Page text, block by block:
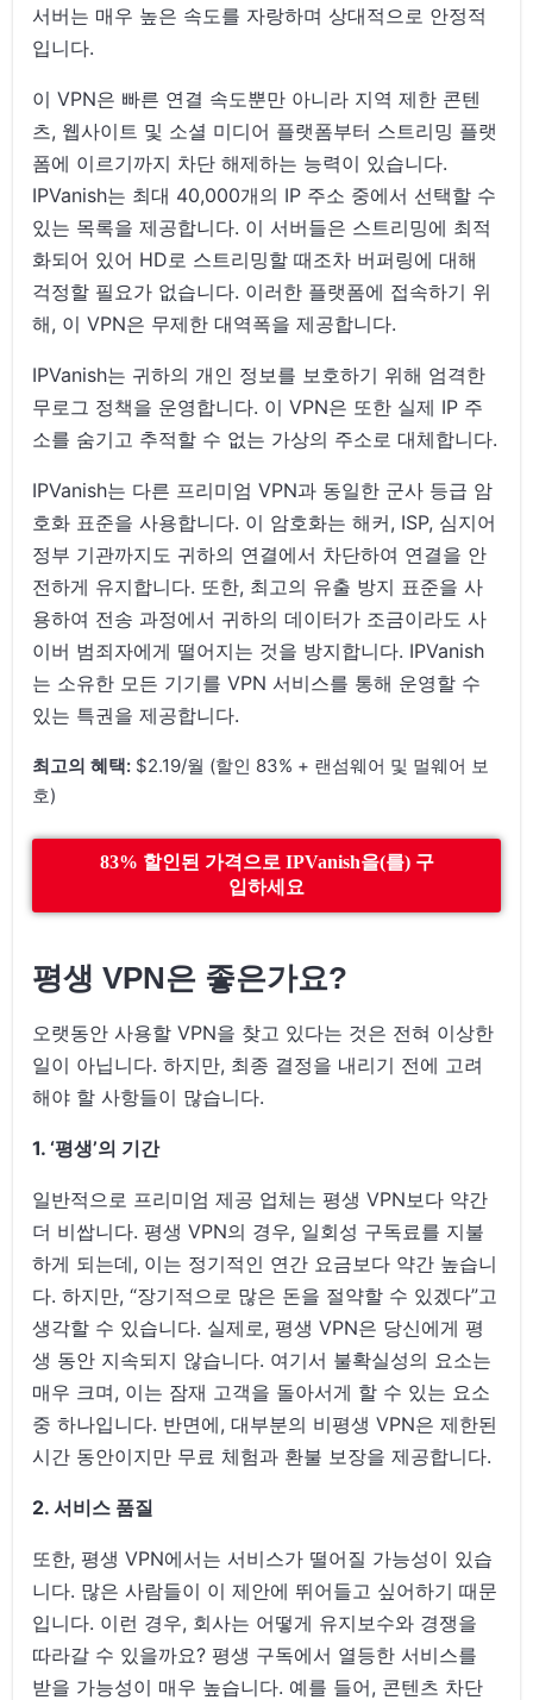
서버는 매우 높은 속도를 자랑하며 상대적으로 안정적
입니다.
이 VPN은 빠른 연결 속도뿐만 아니라 지역 제한 콘텐
츠, 웹사이트 및 소셜 미디어 플랫폼부터 스트리밍 플랫
폼에 이르기까지 차단 해제하는 능력이 있습니다.
IPVanish는 최대 40,000개의 IP 주소 중에서 선택할 수
있는 목록을 제공합니다. 이 서버들은 스트리밍에 최적
화되어 있어 HD로 스트리밍할 때조차 버퍼링에 대해
걱정할 필요가 없습니다. 이러한 플랫폼에 접속하기 위
해, 이 VPN은 무제한 대역폭을 제공합니다.
IPVanish는 귀하의 개인 정보를 보호하기 위해 엄격한
무로그 정책을 운영합니다. 이 VPN은 또한 실제 IP 주
소를 숨기고 추적할 수 없는 가상의 주소로 대체합니다.
IPVanish는 다른 프리미엄 VPN과 동일한 군사 등급 암
호화 표준을 사용합니다. 이 암호화는 해커, ISP, 심지어
정부 기관까지도 귀하의 연결에서 차단하여 연결을 안
전하게 유지합니다. 또한, 최고의 유출 방지 표준을 사
용하여 전송 과정에서 귀하의 데이터가 조금이라도 사
이버 범죄자에게 떨어지는 것을 방지합니다. IPVanish
는 소유한 모든 기기를 VPN 서비스를 통해 운영할 수
있는 특권을 제공합니다.
최고의 혜택: $2.19/월 (할인 83% + 랜섬웨어 및 멀웨어 보
호)
83% 할인된 가격으로 IPVanish을(를) 구
입하세요
평생 VPN은 좋은가요?
오랫동안 사용할 VPN을 찾고 있다는 것은 전혀 이상한
일이 아닙니다. 하지만, 최종 결정을 내리기 전에 고려
해야 할 사항들이 많습니다.
1. ‘평생’의 기간
일반적으로 프리미엄 제공 업체는 평생 VPN보다 약간
더 비쌉니다. 평생 VPN의 경우, 일회성 구독료를 지불
하게 되는데, 이는 정기적인 연간 요금보다 약간 높습니
다. 하지만, “장기적으로 많은 돈을 절약할 수 있겠다”고
생각할 수 있습니다. 실제로, 평생 VPN은 당신에게 평
생 동안 지속되지 않습니다. 여기서 불확실성의 요소는
매우 크며, 이는 잠재 고객을 돌아서게 할 수 있는 요소
중 하나입니다. 반면에, 대부분의 비평생 VPN은 제한된
시간 동안이지만 무료 체험과 환불 보장을 제공합니다.
2. 서비스 품질
또한, 평생 VPN에서는 서비스가 떨어질 가능성이 있습
니다. 많은 사람들이 이 제안에 뛰어들고 싶어하기 때문
입니다. 이런 경우, 회사는 어떻게 유지보수와 경쟁을
따라갈 수 있을까요? 평생 구독에서 열등한 서비스를
받을 가능성이 매우 높습니다. 예를 들어, 콘텐츠 차단